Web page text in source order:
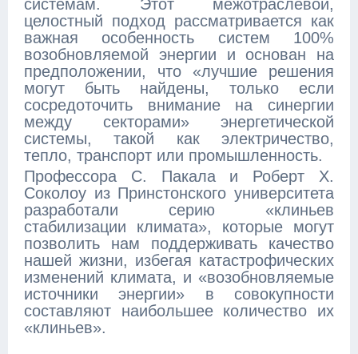
системам. Этот межотраслевой,
целостный подход рассматривается как
важная особенность систем 100%
возобновляемой энергии и основан на
предположении, что «лучшие решения
могут быть найдены, только если
сосредоточить внимание на синергии
между секторами» энергетической
системы, такой как электричество,
тепло, транспорт или промышленность.
Профессора С. Пакала и Роберт Х.
Соколоу из Принстонского университета
разработали серию «клиньев
стабилизации климата», которые могут
позволить нам поддерживать качество
нашей жизни, избегая катастрофических
изменений климата, и «возобновляемые
источники энергии» в совокупности
составляют наибольшее количество их
«клиньев».